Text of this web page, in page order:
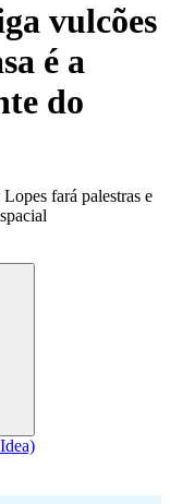
vulcões
é a
do
fará palestras e